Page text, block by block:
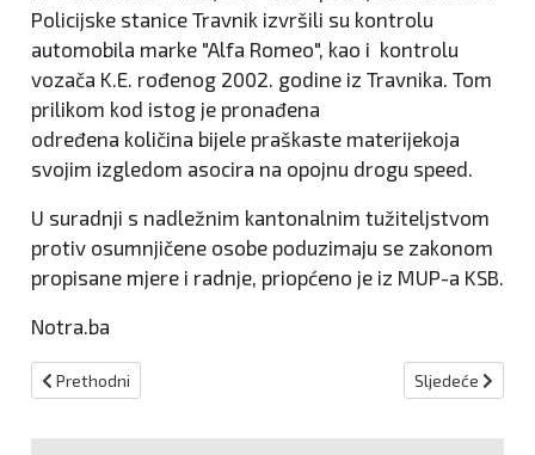
Policijske stanice Travnik izvršili su kontrolu
automobila marke "Alfa Romeo", kao i kontrolu
vozača K.E. rođenog 2002. godine iz Travnika. Tom
prilikom kod istog je pronađena
određena količina bijele praškaste materijekoja
svojim izgledom asocira na opojnu drogu speed.
U suradnji s nadležnim kantonalnim tužiteljstvom
protiv osumnjičene osobe poduzimaju se zakonom
propisane mjere i radnje, priopćeno je iz MUP-a KSB.
Notra.ba
Prethodni članak: Tijekom protekla 24 sata izdano 276
Prethodni Sljedeći
Sljedeće